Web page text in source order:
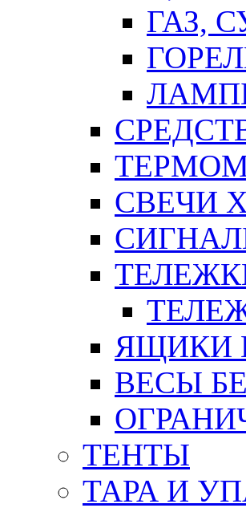
ГАЗ,
СВЕЧИ
ЯЩИКИ
ВЕСЫ
ТЕНТЫ
ТАРА И